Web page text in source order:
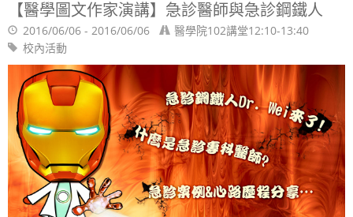
【醫學圖文作家演講】急診醫師與急診鋼鐵人
2016/06/06 - 2016/06/06
醫學院102講堂12:10-13:40
校內活動